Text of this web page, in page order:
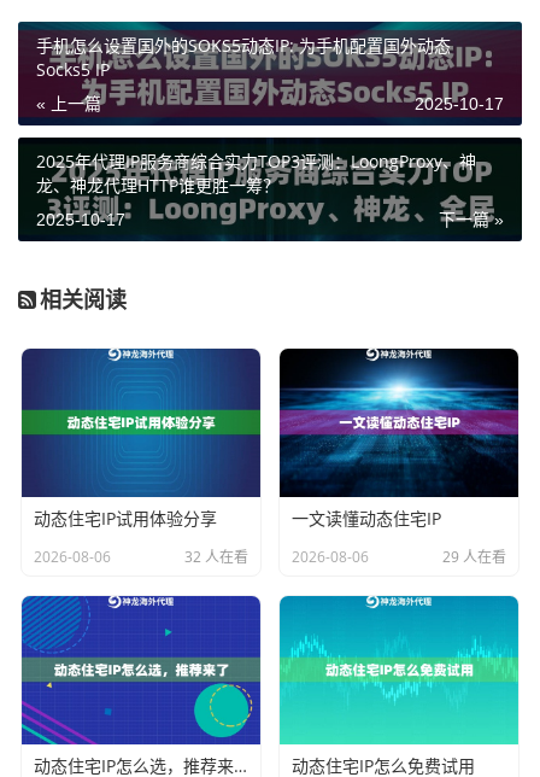
地址纯净度：被标记为"代理IP"的地址根本用不了正
经业务
覆盖广度：至少要覆盖欧美日韩等主要地区的服务
器节点
拿神龙海外代理IP来说，他们的动态IP池采用基站级轮换
技术，每个IP都经过严格清洗确保纯净。实测在跨境电
商价格监控场景下，连续工作小时没触发任何风控机
这里分享几个真实使用场景的配置要点：
理
设置每5分钟自动更换IP，同时绑定固定
时区
广告效果测
按目标国家分时段轮换IP，匹配当地作息
比价数据采
集
开启智能轮换模式，遇到验证码自动切IP
特别要注意的是，使用神龙海外代理IP时记得开启他们
的指纹伪装功能，这个能同步修改浏览器指纹信息，比
手机怎么设置国外的SOKS5动态IP: 为手机配置国外动态
Socks5 IP
« 上一篇 2025-10-17
2025年代理IP服务商综合实力TOP3评测：LoongProxy、神
龙、神龙代理HTTP谁更胜一筹？
下一篇 »
2025-10-17
相关阅读
动态住宅IP试用体验分享
2026-08-06 32 人在看
一文读懂动态住宅IP
2026-08-06 29 人在看
动态住宅IP怎么选，推荐来了 动态住宅IP怎么免费试用